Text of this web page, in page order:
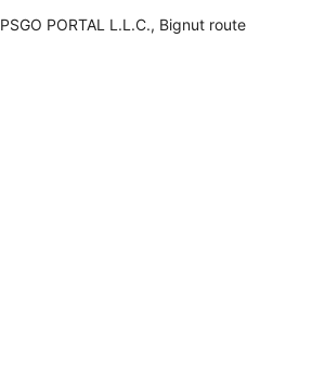
PORTAL L.L.C., Bignut route